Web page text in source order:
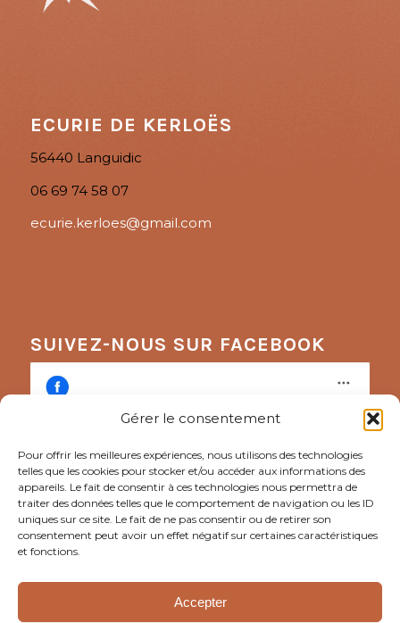
Gérer le consentement
Pour offrir les meilleures expériences, nous utilisons des technologies
telles que les cookies pour stocker et/ou accéder aux informations des
appareils. Le fait de consentir à ces technologies nous permettra de
traiter des données telles que le comportement de navigation ou les ID
uniques sur ce site. Le fait de ne pas consentir ou de retirer son
consentement peut avoir un effet négatif sur certaines caractéristiques
et fonctions.
Accepter
ECURIE DE KERLOËS
56440 Languidic
06 69 74 58 07
ecurie.kerloes@gmail.com
SUIVEZ-NOUS SUR FACEBOOK
Cliquez pour accepter les cookies
marketing et activer ce contenu